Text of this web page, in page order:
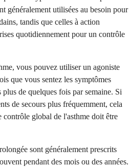
généralement utilisées au besoin pour
tandis que celles à action
quotidiennement pour un contrôle
vous pouvez utiliser un agoniste
que vous sentez les symptômes
de quelques fois par semaine. Si
de secours plus fréquemment, cela
global de l'asthme doit être
sont généralement prescrits
pendant des mois ou des années.